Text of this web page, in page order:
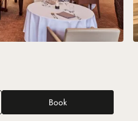
Book